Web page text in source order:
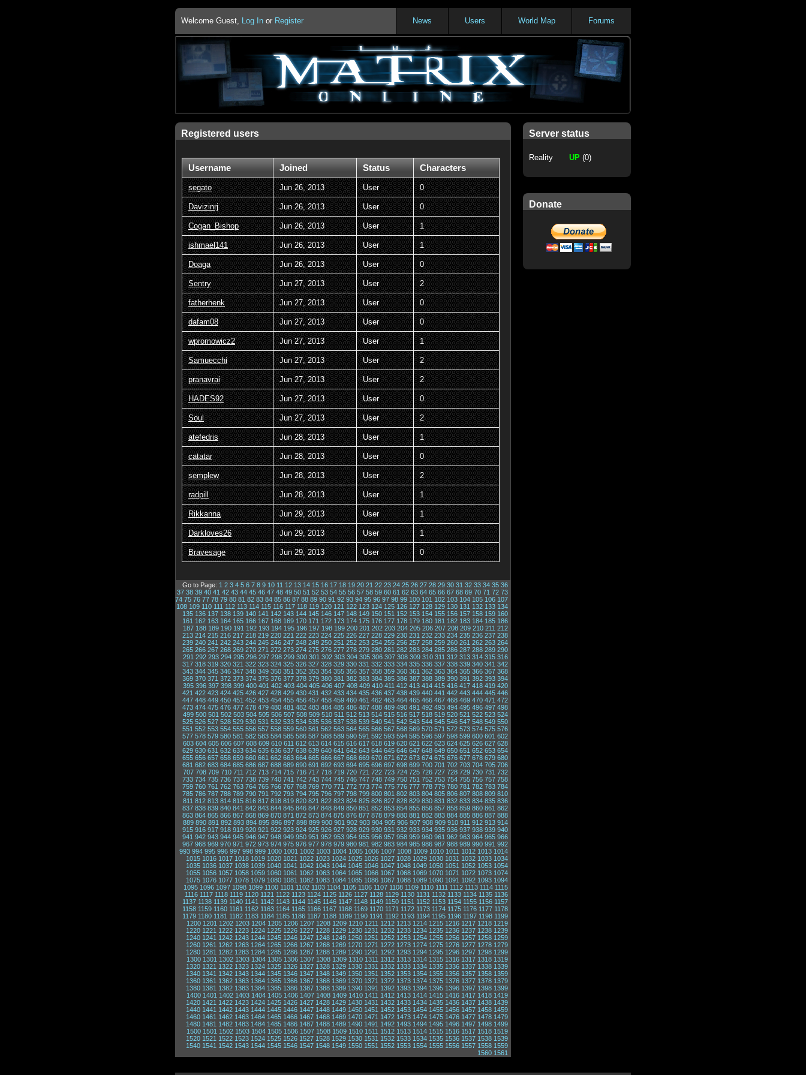
Welcome Guest, Log In or Register Forums
World Map
Users
News
Registered users
Username Joined Status Characters
segato Jun 26, 2013 User 0
Davizinrj Jun 26, 2013 User 0
Cogan_Bishop Jun 26, 2013 User 1
ishmael141 Jun 26, 2013 User 1
Doaga Jun 26, 2013 User 0
Sentry Jun 27, 2013 User 2
fatherhenk Jun 27, 2013 User 0
dafam08 Jun 27, 2013 User 0
wpromowicz2 Jun 27, 2013 User 1
Samuecchi Jun 27, 2013 User 2
pranavrai Jun 27, 2013 User 2
HADES92 Jun 27, 2013 User 0
Soul Jun 27, 2013 User 2
atefedris Jun 28, 2013 User 1
catatar Jun 28, 2013 User 0
semplew Jun 28, 2013 User 2
radpill Jun 28, 2013 User 1
Rikkanna Jun 29, 2013 User 1
Darkloves26 Jun 29, 2013 User 1
Bravesage Jun 29, 2013 User 0
Go to Page: 1 2 3 4 5 6 7 8 9 10 11 12 13 14 15 16 17 18 19 20 21 22 23 24 25 26 27 28 29 30 31 32 33 34 35 36
37 38 39 40 41 42 43 44 45 46 47 48 49 50 51 52 53 54 55 56 57 58 59 60 61 62 63 64 65 66 67 68 69 70 71 72 73
74 75 76 77 78 79 80 81 82 83 84 85 86 87 88 89 90 91 92 93 94 95 96 97 98 99 100 101 102 103 104 105 106 107
108 109 110 111 112 113 114 115 116 117 118 119 120 121 122 123 124 125 126 127 128 129 130 131 132 133 134
135 136 137 138 139 140 141 142 143 144 145 146 147 148 149 150 151 152 153 154 155 156 157 158 159 160
161 162 163 164 165 166 167 168 169 170 171 172 173 174 175 176 177 178 179 180 181 182 183 184 185 186
187 188 189 190 191 192 193 194 195 196 197 198 199 200 201 202 203 204 205 206 207 208 209 210 211 212
213 214 215 216 217 218 219 220 221 222 223 224 225 226 227 228 229 230 231 232 233 234 235 236 237 238
239 240 241 242 243 244 245 246 247 248 249 250 251 252 253 254 255 256 257 258 259 260 261 262 263 264
265 266 267 268 269 270 271 272 273 274 275 276 277 278 279 280 281 282 283 284 285 286 287 288 289 290
291 292 293 294 295 296 297 298 299 300 301 302 303 304 305 306 307 308 309 310 311 312 313 314 315 316
317 318 319 320 321 322 323 324 325 326 327 328 329 330 331 332 333 334 335 336 337 338 339 340 341 342
343 344 345 346 347 348 349 350 351 352 353 354 355 356 357 358 359 360 361 362 363 364 365 366 367 368
369 370 371 372 373 374 375 376 377 378 379 380 381 382 383 384 385 386 387 388 389 390 391 392 393 394
395 396 397 398 399 400 401 402 403 404 405 406 407 408 409 410 411 412 413 414 415 416 417 418 419 420
421 422 423 424 425 426 427 428 429 430 431 432 433 434 435 436 437 438 439 440 441 442 443 444 445 446
447 448 449 450 451 452 453 454 455 456 457 458 459 460 461 462 463 464 465 466 467 468 469 470 471 472
473 474 475 476 477 478 479 480 481 482 483 484 485 486 487 488 489 490 491 492 493 494 495 496 497 498
499 500 501 502 503 504 505 506 507 508 509 510 511 512 513 514 515 516 517 518 519 520 521 522 523 524
525 526 527 528 529 530 531 532 533 534 535 536 537 538 539 540 541 542 543 544 545 546 547 548 549 550
551 552 553 554 555 556 557 558 559 560 561 562 563 564 565 566 567 568 569 570 571 572 573 574 575 576
577 578 579 580 581 582 583 584 585 586 587 588 589 590 591 592 593 594 595 596 597 598 599 600 601 602
603 604 605 606 607 608 609 610 611 612 613 614 615 616 617 618 619 620 621 622 623 624 625 626 627 628
629 630 631 632 633 634 635 636 637 638 639 640 641 642 643 644 645 646 647 648 649 650 651 652 653 654
655 656 657 658 659 660 661 662 663 664 665 666 667 668 669 670 671 672 673 674 675 676 677 678 679 680
681 682 683 684 685 686 687 688 689 690 691 692 693 694 695 696 697 698 699 700 701 702 703 704 705 706
707 708 709 710 711 712 713 714 715 716 717 718 719 720 721 722 723 724 725 726 727 728 729 730 731 732
733 734 735 736 737 738 739 740 741 742 743 744 745 746 747 748 749 750 751 752 753 754 755 756 757 758
759 760 761 762 763 764 765 766 767 768 769 770 771 772 773 774 775 776 777 778 779 780 781 782 783 784
785 786 787 788 789 790 791 792 793 794 795 796 797 798 799 800 801 802 803 804 805 806 807 808 809 810
811 812 813 814 815 816 817 818 819 820 821 822 823 824 825 826 827 828 829 830 831 832 833 834 835 836
837 838 839 840 841 842 843 844 845 846 847 848 849 850 851 852 853 854 855 856 857 858 859 860 861 862
863 864 865 866 867 868 869 870 871 872 873 874 875 876 877 878 879 880 881 882 883 884 885 886 887 888
889 890 891 892 893 894 895 896 897 898 899 900 901 902 903 904 905 906 907 908 909 910 911 912 913 914
915 916 917 918 919 920 921 922 923 924 925 926 927 928 929 930 931 932 933 934 935 936 937 938 939 940
941 942 943 944 945 946 947 948 949 950 951 952 953 954 955 956 957 958 959 960 961 962 963 964 965 966
967 968 969 970 971 972 973 974 975 976 977 978 979 980 981 982 983 984 985 986 987 988 989 990 991 992
993 994 995 996 997 998 999 1000 1001 1002 1003 1004 1005 1006 1007 1008 1009 1010 1011 1012 1013 1014
1015 1016 1017 1018 1019 1020 1021 1022 1023 1024 1025 1026 1027 1028 1029 1030 1031 1032 1033 1034
1035 1036 1037 1038 1039 1040 1041 1042 1043 1044 1045 1046 1047 1048 1049 1050 1051 1052 1053 1054
1055 1056 1057 1058 1059 1060 1061 1062 1063 1064 1065 1066 1067 1068 1069 1070 1071 1072 1073 1074
1075 1076 1077 1078 1079 1080 1081 1082 1083 1084 1085 1086 1087 1088 1089 1090 1091 1092 1093 1094
1095 1096 1097 1098 1099 1100 1101 1102 1103 1104 1105 1106 1107 1108 1109 1110 1111 1112 1113 1114 1115
1116 1117 1118 1119 1120 1121 1122 1123 1124 1125 1126 1127 1128 1129 1130 1131 1132 1133 1134 1135 1136
1137 1138 1139 1140 1141 1142 1143 1144 1145 1146 1147 1148 1149 1150 1151 1152 1153 1154 1155 1156 1157
1158 1159 1160 1161 1162 1163 1164 1165 1166 1167 1168 1169 1170 1171 1172 1173 1174 1175 1176 1177 1178
1179 1180 1181 1182 1183 1184 1185 1186 1187 1188 1189 1190 1191 1192 1193 1194 1195 1196 1197 1198 1199
1200 1201 1202 1203 1204 1205 1206 1207 1208 1209 1210 1211 1212 1213 1214 1215 1216 1217 1218 1219
1220 1221 1222 1223 1224 1225 1226 1227 1228 1229 1230 1231 1232 1233 1234 1235 1236 1237 1238 1239
1240 1241 1242 1243 1244 1245 1246 1247 1248 1249 1250 1251 1252 1253 1254 1255 1256 1257 1258 1259
1260 1261 1262 1263 1264 1265 1266 1267 1268 1269 1270 1271 1272 1273 1274 1275 1276 1277 1278 1279
1280 1281 1282 1283 1284 1285 1286 1287 1288 1289 1290 1291 1292 1293 1294 1295 1296 1297 1298 1299
1300 1301 1302 1303 1304 1305 1306 1307 1308 1309 1310 1311 1312 1313 1314 1315 1316 1317 1318 1319
1320 1321 1322 1323 1324 1325 1326 1327 1328 1329 1330 1331 1332 1333 1334 1335 1336 1337 1338 1339
1340 1341 1342 1343 1344 1345 1346 1347 1348 1349 1350 1351 1352 1353 1354 1355 1356 1357 1358 1359
1360 1361 1362 1363 1364 1365 1366 1367 1368 1369 1370 1371 1372 1373 1374 1375 1376 1377 1378 1379
1380 1381 1382 1383 1384 1385 1386 1387 1388 1389 1390 1391 1392 1393 1394 1395 1396 1397 1398 1399
1400 1401 1402 1403 1404 1405 1406 1407 1408 1409 1410 1411 1412 1413 1414 1415 1416 1417 1418 1419
1420 1421 1422 1423 1424 1425 1426 1427 1428 1429 1430 1431 1432 1433 1434 1435 1436 1437 1438 1439
1440 1441 1442 1443 1444 1445 1446 1447 1448 1449 1450 1451 1452 1453 1454 1455 1456 1457 1458 1459
1460 1461 1462 1463 1464 1465 1466 1467 1468 1469 1470 1471 1472 1473 1474 1475 1476 1477 1478 1479
1480 1481 1482 1483 1484 1485 1486 1487 1488 1489 1490 1491 1492 1493 1494 1495 1496 1497 1498 1499
1500 1501 1502 1503 1504 1505 1506 1507 1508 1509 1510 1511 1512 1513 1514 1515 1516 1517 1518 1519
1520 1521 1522 1523 1524 1525 1526 1527 1528 1529 1530 1531 1532 1533 1534 1535 1536 1537 1538 1539
1540 1541 1542 1543 1544 1545 1546 1547 1548 1549 1550 1551 1552 1553 1554 1555 1556 1557 1558 1559
1560 1561
Server status
Reality UP(0)
Donate